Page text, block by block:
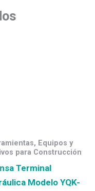
Equipos y
para Construcción
Terminal
Modelo YQK-